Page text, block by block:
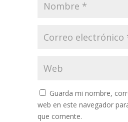
Guarda mi nombre,
web en este navegador
que comente.